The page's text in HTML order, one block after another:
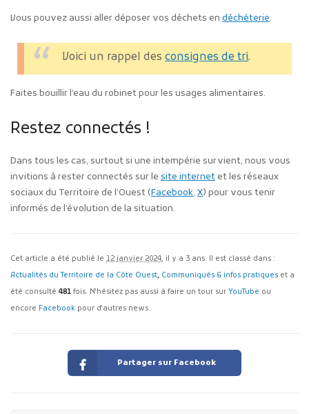
Vous pouvez aussi aller déposer vos déchets en déchèterie.
Voici un rappel desconsignes de tri.
Faites bouillir l’eau du robinet pour les usages alimentaires.
Restez connectés !
Dans tous les cas, surtout si une intempérie survient, nous vous
invitions à rester connectés sur le site internetet les réseaux
sociaux du Territoire de l’Ouest (Facebook, X) pour vous tenir
informés de l’évolution de la situation.
Cet article a été publié le 12 janvier 2024, il y a 3 ans. Il est classé dans :
Actualités du Territoire de la Côte Ouest, Communiqués & infos pratiques et a
été consulté 481 fois. N'hésitez pas aussi à faire un tour sur YouTube ou
encore Facebook pour d'autres news.
Partager sur Facebook